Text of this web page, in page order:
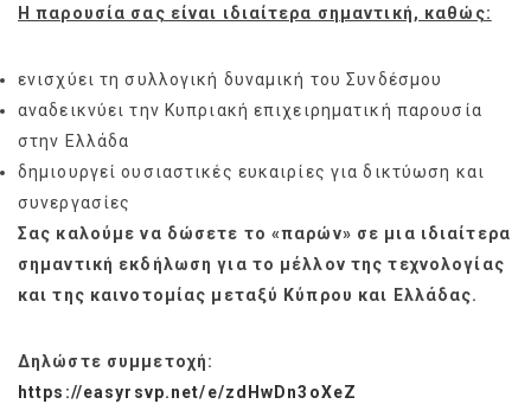
Η παρουσία σας είναι ιδιαίτερα σημαντική, καθώς:
ενισχύει τη συλλογική δυναμική του Συνδέσμου
αναδεικνύει την Κυπριακή επιχειρηματική παρουσία
στην Ελλάδα
δημιουργεί ουσιαστικές ευκαιρίες για δικτύωση και
συνεργασίες
Σας καλούμε να δώσετε το «παρών» σε μια ιδιαίτερα
σημαντική εκδήλωση για το μέλλον της τεχνολογίας
και της καινοτομίας μεταξύ Κύπρου και Ελλάδας.
Δηλώστε συμμετοχή:
https://easyrsvp.net/e/zdHwDn3oXeZ